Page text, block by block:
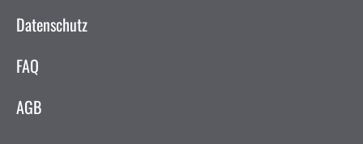
Datenschutz
FAQ
AGB